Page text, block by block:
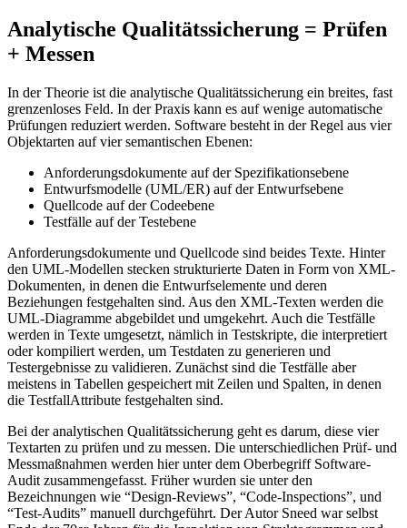
Analytische Qualitätssicherung = Prüfen
+ Messen
In der Theorie ist die analytische Qualitätssicherung ein breites, fast
grenzenloses Feld. In der Praxis kann es auf wenige automatische
Prüfungen reduziert werden. Software besteht in der Regel aus vier
Objektarten auf vier semantischen Ebenen:
Anforderungsdokumente auf der Spezifikationsebene
Entwurfsmodelle (UML/ER) auf der Entwurfsebene
Quellcode auf der Codeebene
Testfälle auf der Testebene
Anforderungsdokumente und Quellcode sind beides Texte. Hinter
den UML-Modellen stecken strukturierte Daten in Form von XML-
Dokumenten, in denen die Entwurfselemente und deren
Beziehungen festgehalten sind. Aus den XML-Texten werden die
UML-Diagramme abgebildet und umgekehrt. Auch die Testfälle
werden in Texte umgesetzt, nämlich in Testskripte, die interpretiert
oder kompiliert werden, um Testdaten zu generieren und
Testergebnisse zu validieren. Zunächst sind die Testfälle aber
meistens in Tabellen gespeichert mit Zeilen und Spalten, in denen
die TestfallAttribute festgehalten sind.
Bei der analytischen Qualitätssicherung geht es darum, diese vier
Textarten zu prüfen und zu messen. Die unterschiedlichen Prüf- und
Messmaßnahmen werden hier unter dem Oberbegriff Software-
Audit zusammengefasst. Früher wurden sie unter den
Bezeichnungen wie “Design-Reviews”, “Code-Inspections”, und
“Test-Audits” manuell durchgeführt. Der Autor Sneed war selbst